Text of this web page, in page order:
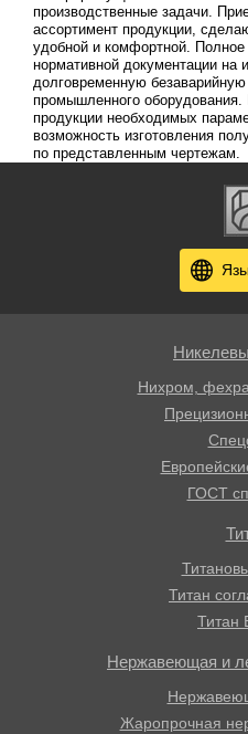
производственные задачи.
ассортимент продукции,
удобной и комфортной. Полное
нормативной документации на
долговременную
промышленного оборудования.
продукции необходимых
возможность изготовления
по представленным чертежам.
Нихром,
ГОСТ
Титан
Титан
Нержавеющая и
Жаропрочная